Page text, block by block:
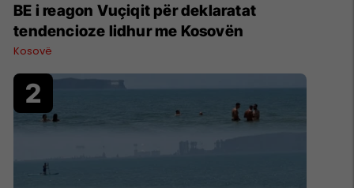
BE i reagon Vuçiqit për deklaratat
tendencioze lidhur me Kosovën
Kosovë